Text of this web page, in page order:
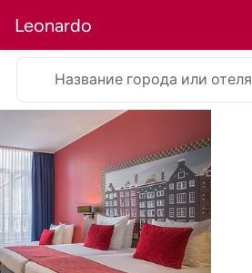
Leonardo
Название города или отеля